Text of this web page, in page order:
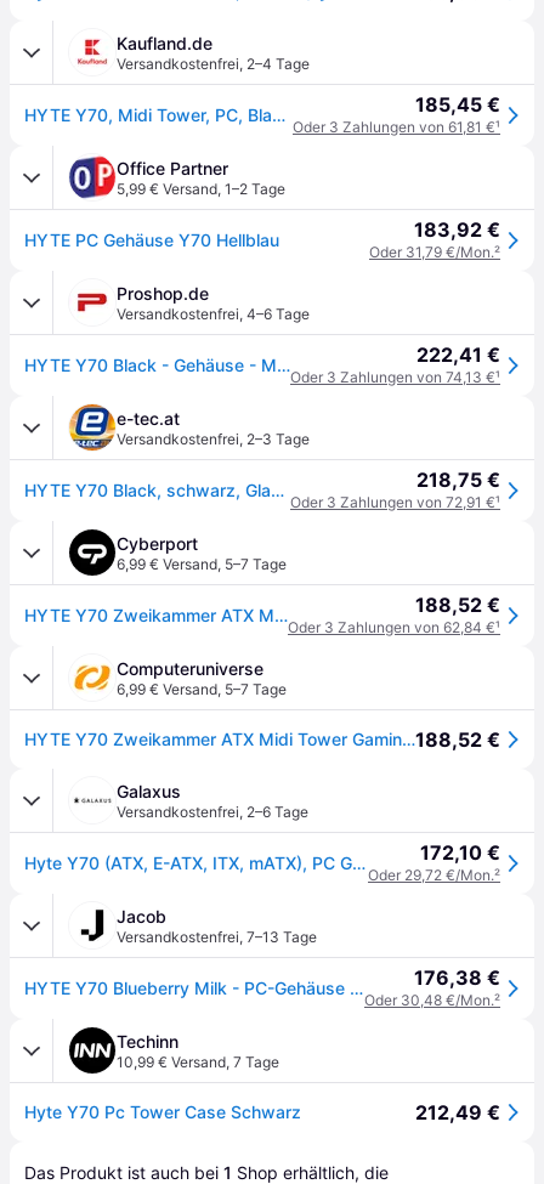
Kaufland.de
Versandkostenfrei, 2–4 Tage
HYTE Y70, Midi Tower, PC, Blau, ATX, EATX, ITX, micro ATX, 18 cm, 42,2 cm 185,45 €
Oder 3 Zahlungen von 61,81 €¹
Office Partner
5,99 € Versand, 1–2 Tage
HYTE PC Gehäuse Y70 Hellblau 183,92 €
Oder 31,79 €/Mon.²
Proshop.de
Versandkostenfrei, 4–6 Tage
HYTE Y70 Black - Gehäuse - Miditower - Schwarz 222,41 €
Oder 3 Zahlungen von 74,13 €¹
e-tec.at
Versandkostenfrei, 2–3 Tage
HYTE Y70 Black, schwarz, Glasfenster 218,75 €
Oder 3 Zahlungen von 72,91 €¹
Cyberport
6,99 € Versand, 5–7 Tage
HYTE Y70 Zweikammer ATX Midi Tower Gaming Gehäuse Hellblau mit Glasfenster 188,52 €
Oder 3 Zahlungen von 62,84 €¹
Computeruniverse
6,99 € Versand, 5–7 Tage
HYTE Y70 Zweikammer ATX Midi Tower Gaming Gehäuse Hellblau mit Glasfenster188,52 €
Galaxus
Versandkostenfrei, 2–6 Tage
Hyte Y70 (ATX, E-ATX, ITX, mATX), PC Gehäuse, Blau 172,10 €
Oder 29,72 €/Mon.²
Jacob
Versandkostenfrei, 7–13 Tage
HYTE Y70 Blueberry Milk - PC-Gehäuse (CS-HYTE-Y70-BM) 176,38 €
Oder 30,48 €/Mon.²
Techinn
10,99 € Versand, 7 Tage
Hyte Y70 Pc Tower Case Schwarz 212,49 €
Das Produkt ist auch bei 1 Shop erhältlich, die